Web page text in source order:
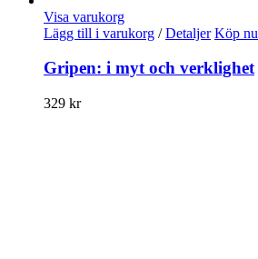
Visa varukorg
Lägg till i varukorg / Detaljer Köp nu
Gripen: i myt och verklighet
329 kr